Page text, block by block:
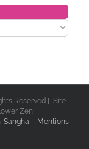
Reserved | Site
Zen
– Mentions